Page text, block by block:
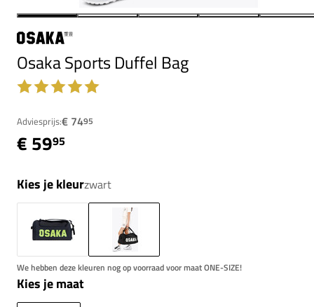
Osaka Sports Duffel Bag
Adviesprijs:€ 7495
€ 5995
Kies je kleurzwart
We hebben deze kleuren nog op voorraad voor maat ONE-SIZE!
Kies je maat